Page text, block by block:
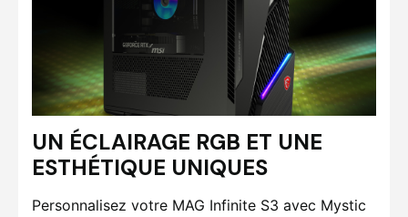
UN ÉCLAIRAGE RGB ET UNE
ESTHÉTIQUE UNIQUES
Personnalisez votre MAG Infinite S3 avec Mystic